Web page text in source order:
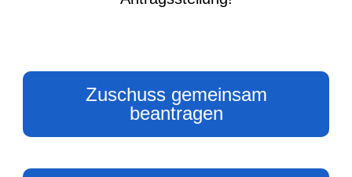
Zuschuss gemeinsam
beantragen